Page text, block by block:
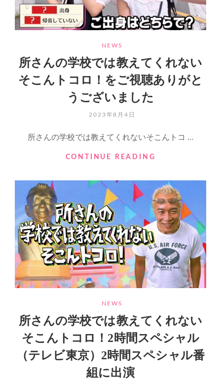
て
く
れ
そ
こ
ん
ト
SP
ん
の
味
ニ
ラ
焼
き
餃
子
CATEGORIES
NEWS
所さんの学校では教えてくれない
そこんトコロ！をご視聴ありがと
うございました
POSTED
2023年8月4日
所さんの学校では教えてくれないそこんトコ …
CONTINUE READING
の
学
校
で
は
教
え
て
く
れ
こ
ん
ト
コ
CATEGORIES
NEWS
所さんの学校では教えてくれない
そこんトコロ！2時間スペシャル
（テレビ東京）2時間スペシャル番
組に出演